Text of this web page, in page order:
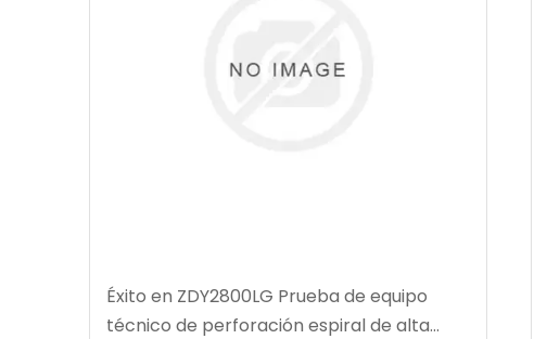
Éxito en ZDY2800LG Prueba de equipo
técnico de perforación espiral de alta